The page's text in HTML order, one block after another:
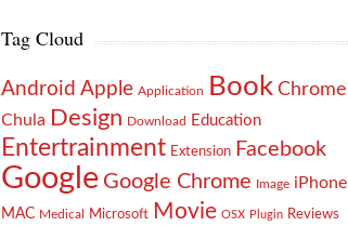
Tag Cloud
Android Apple Application Book Chrome
Chula Design Download Education
Entertrainment Extension Facebook
Google Google Chrome Image iPhone
MAC Medical Microsoft Movie OSX Plugin Reviews